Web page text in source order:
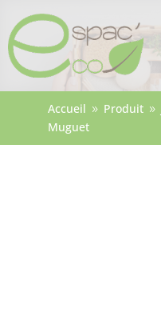
Accueil 9 Produit 9
Muguet